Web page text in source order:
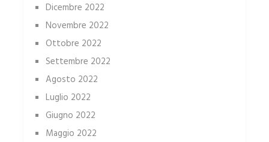
Dicembre 2022
Novembre 2022
Ottobre 2022
Settembre 2022
Agosto 2022
Luglio 2022
Giugno 2022
Maggio 2022